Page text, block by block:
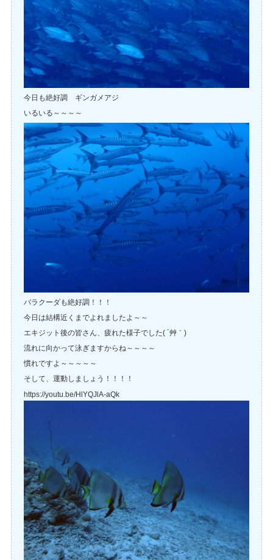
今日も絶好調 ギンガメアジ
いるいる～～～～
バラクーダも絶好調！！！
今日は結構近くまでよれましたよ～～
エキジット後の皆さん、疲れた様子でした( ´艸｀)
流れに向かって泳ぎますからね～～～～
慣れですよ～～～～～
そして、運動しましょう！！！！
https://youtu.be/HlYQJlA-aQk